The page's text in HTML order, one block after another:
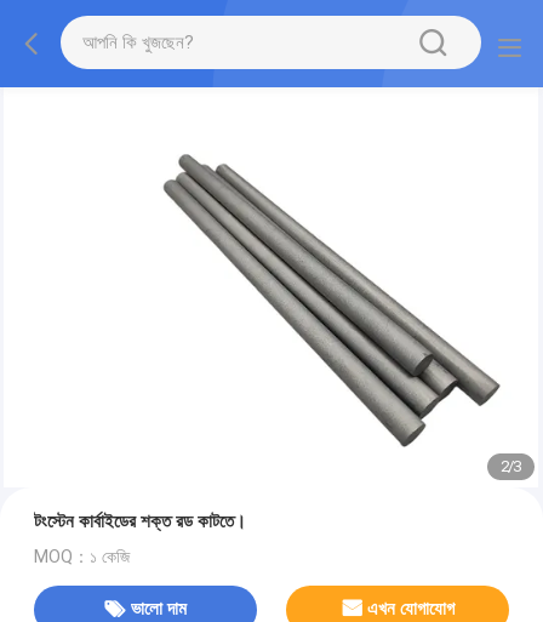
2/3
টংস্টেন কার্বাইডের শক্ত রড কাটতে।
MOQ：১ কেজি
ভালো দাম এখন যোগাযোগ